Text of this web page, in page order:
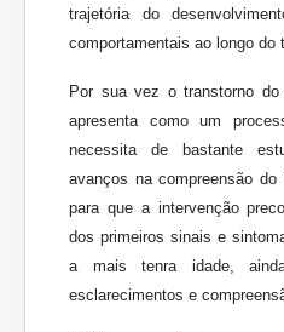
trajetória do
comportamentais ao longo do
Por sua vez o transtorno
apresenta como um
necessita de bastante
avanços na compreensão
para que a intervenção
dos primeiros sinais e
a mais tenra idade,
esclarecimentos e